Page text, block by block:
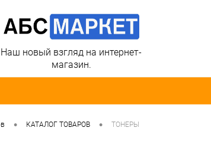
Наш новый взгляд на интернет-
магазин.
• КАТАЛОГ ТОВАРОВ • ТОНЕРЫ